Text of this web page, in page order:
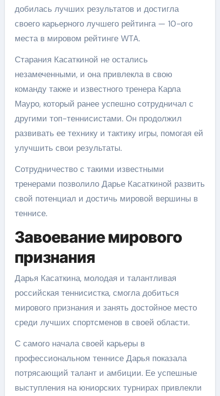
добилась лучших результатов и достигла
своего карьерного лучшего рейтинга — 10-ого
места в мировом рейтинге WTA.
Старания Касаткиной не остались
незамеченными, и она привлекла в свою
команду также и известного тренера Карла
Мауро, который ранее успешно сотрудничал с
другими топ-теннисистами. Он продолжил
развивать ее технику и тактику игры, помогая ей
улучшить свои результаты.
Сотрудничество с такими известными
тренерами позволило Дарье Касаткиной развить
свой потенциал и достичь мировой вершины в
теннисе.
Завоевание мирового
признания
Дарья Касаткина, молодая и талантливая
российская теннисистка, смогла добиться
мирового признания и занять достойное место
среди лучших спортсменов в своей области.
С самого начала своей карьеры в
профессиональном теннисе Дарья показала
потрясающий талант и амбиции. Ее успешные
выступления на юниорских турнирах привлекли